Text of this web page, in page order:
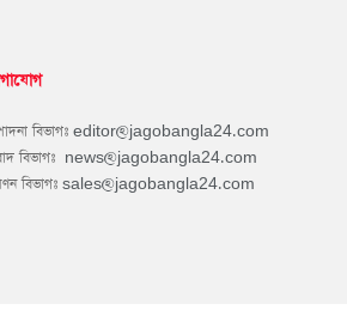
বিভাগঃ editor@jagobangla24.com
বিভাগঃ news@jagobangla24.com
বিভাগঃ sales@jagobangla24.com